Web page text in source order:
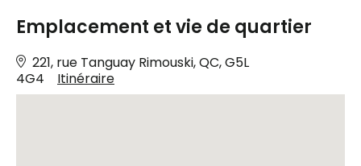
Emplacement et vie de quartier
221, rue Tanguay Rimouski, QC, G5L
4G4
Itinéraire